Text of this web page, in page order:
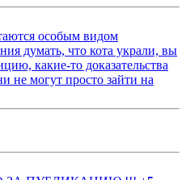
особым видом
думать, что кота украли, вы
какие-то доказательства
не могут просто зайти на